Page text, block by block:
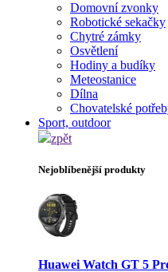
Domovní zvonky
Robotické sekačky
Chytré zámky
Osvětlení
Hodiny a budíky
Meteostanice
Dílna
Chovatelské
Sport, outdoor
zpět
Nejoblíbenější produkty
Huawei Watch GT 5